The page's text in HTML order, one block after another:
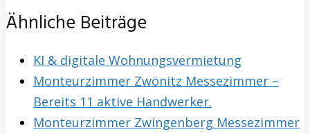
Ähnliche Beiträge
KI & digitale Wohnungsvermietung
Monteurzimmer Zwönitz Messezimmer –
Bereits 11 aktive Handwerker.
Monteurzimmer Zwingenberg Messezimmer